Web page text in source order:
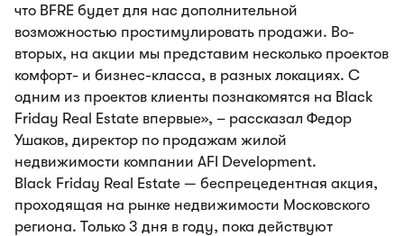
что BFRE будет для нас дополнительной
возможностью простимулировать продажи. Во-
вторых, на акции мы представим несколько проектов
комфорт- и бизнес-класса, в разных локациях. С
одним из проектов клиенты познакомятся на Black
Friday Real Estate впервые», – рассказал Федор
Ушаков, директор по продажам жилой
недвижимости компании AFI Development.
Black Friday Real Estate — беспрецедентная акция,
проходящая на рынке недвижимости Московского
региона. Только 3 дня в году, пока действуют